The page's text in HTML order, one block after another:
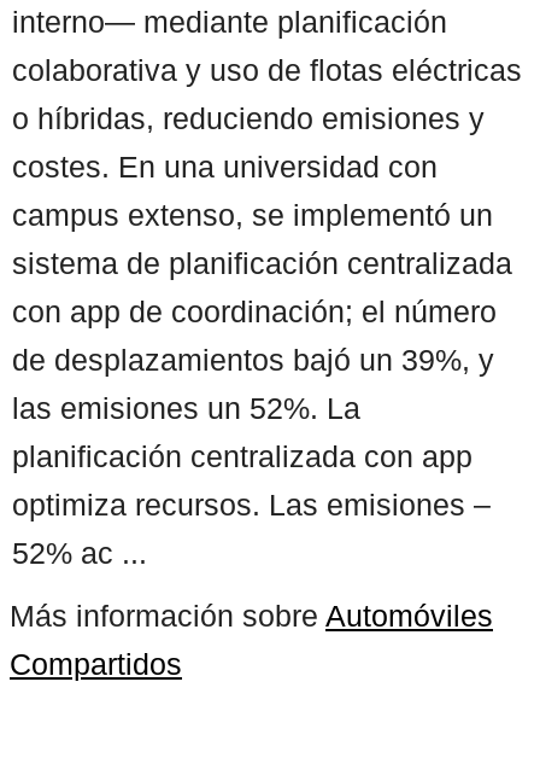
interno— mediante planificación
colaborativa y uso de flotas eléctricas
o híbridas, reduciendo emisiones y
costes. En una universidad con
campus extenso, se implementó un
sistema de planificación centralizada
con app de coordinación; el número
de desplazamientos bajó un 39%, y
las emisiones un 52%. La
planificación centralizada con app
optimiza recursos. Las emisiones –
52% ac ...
Más información sobre Automóviles
Compartidos